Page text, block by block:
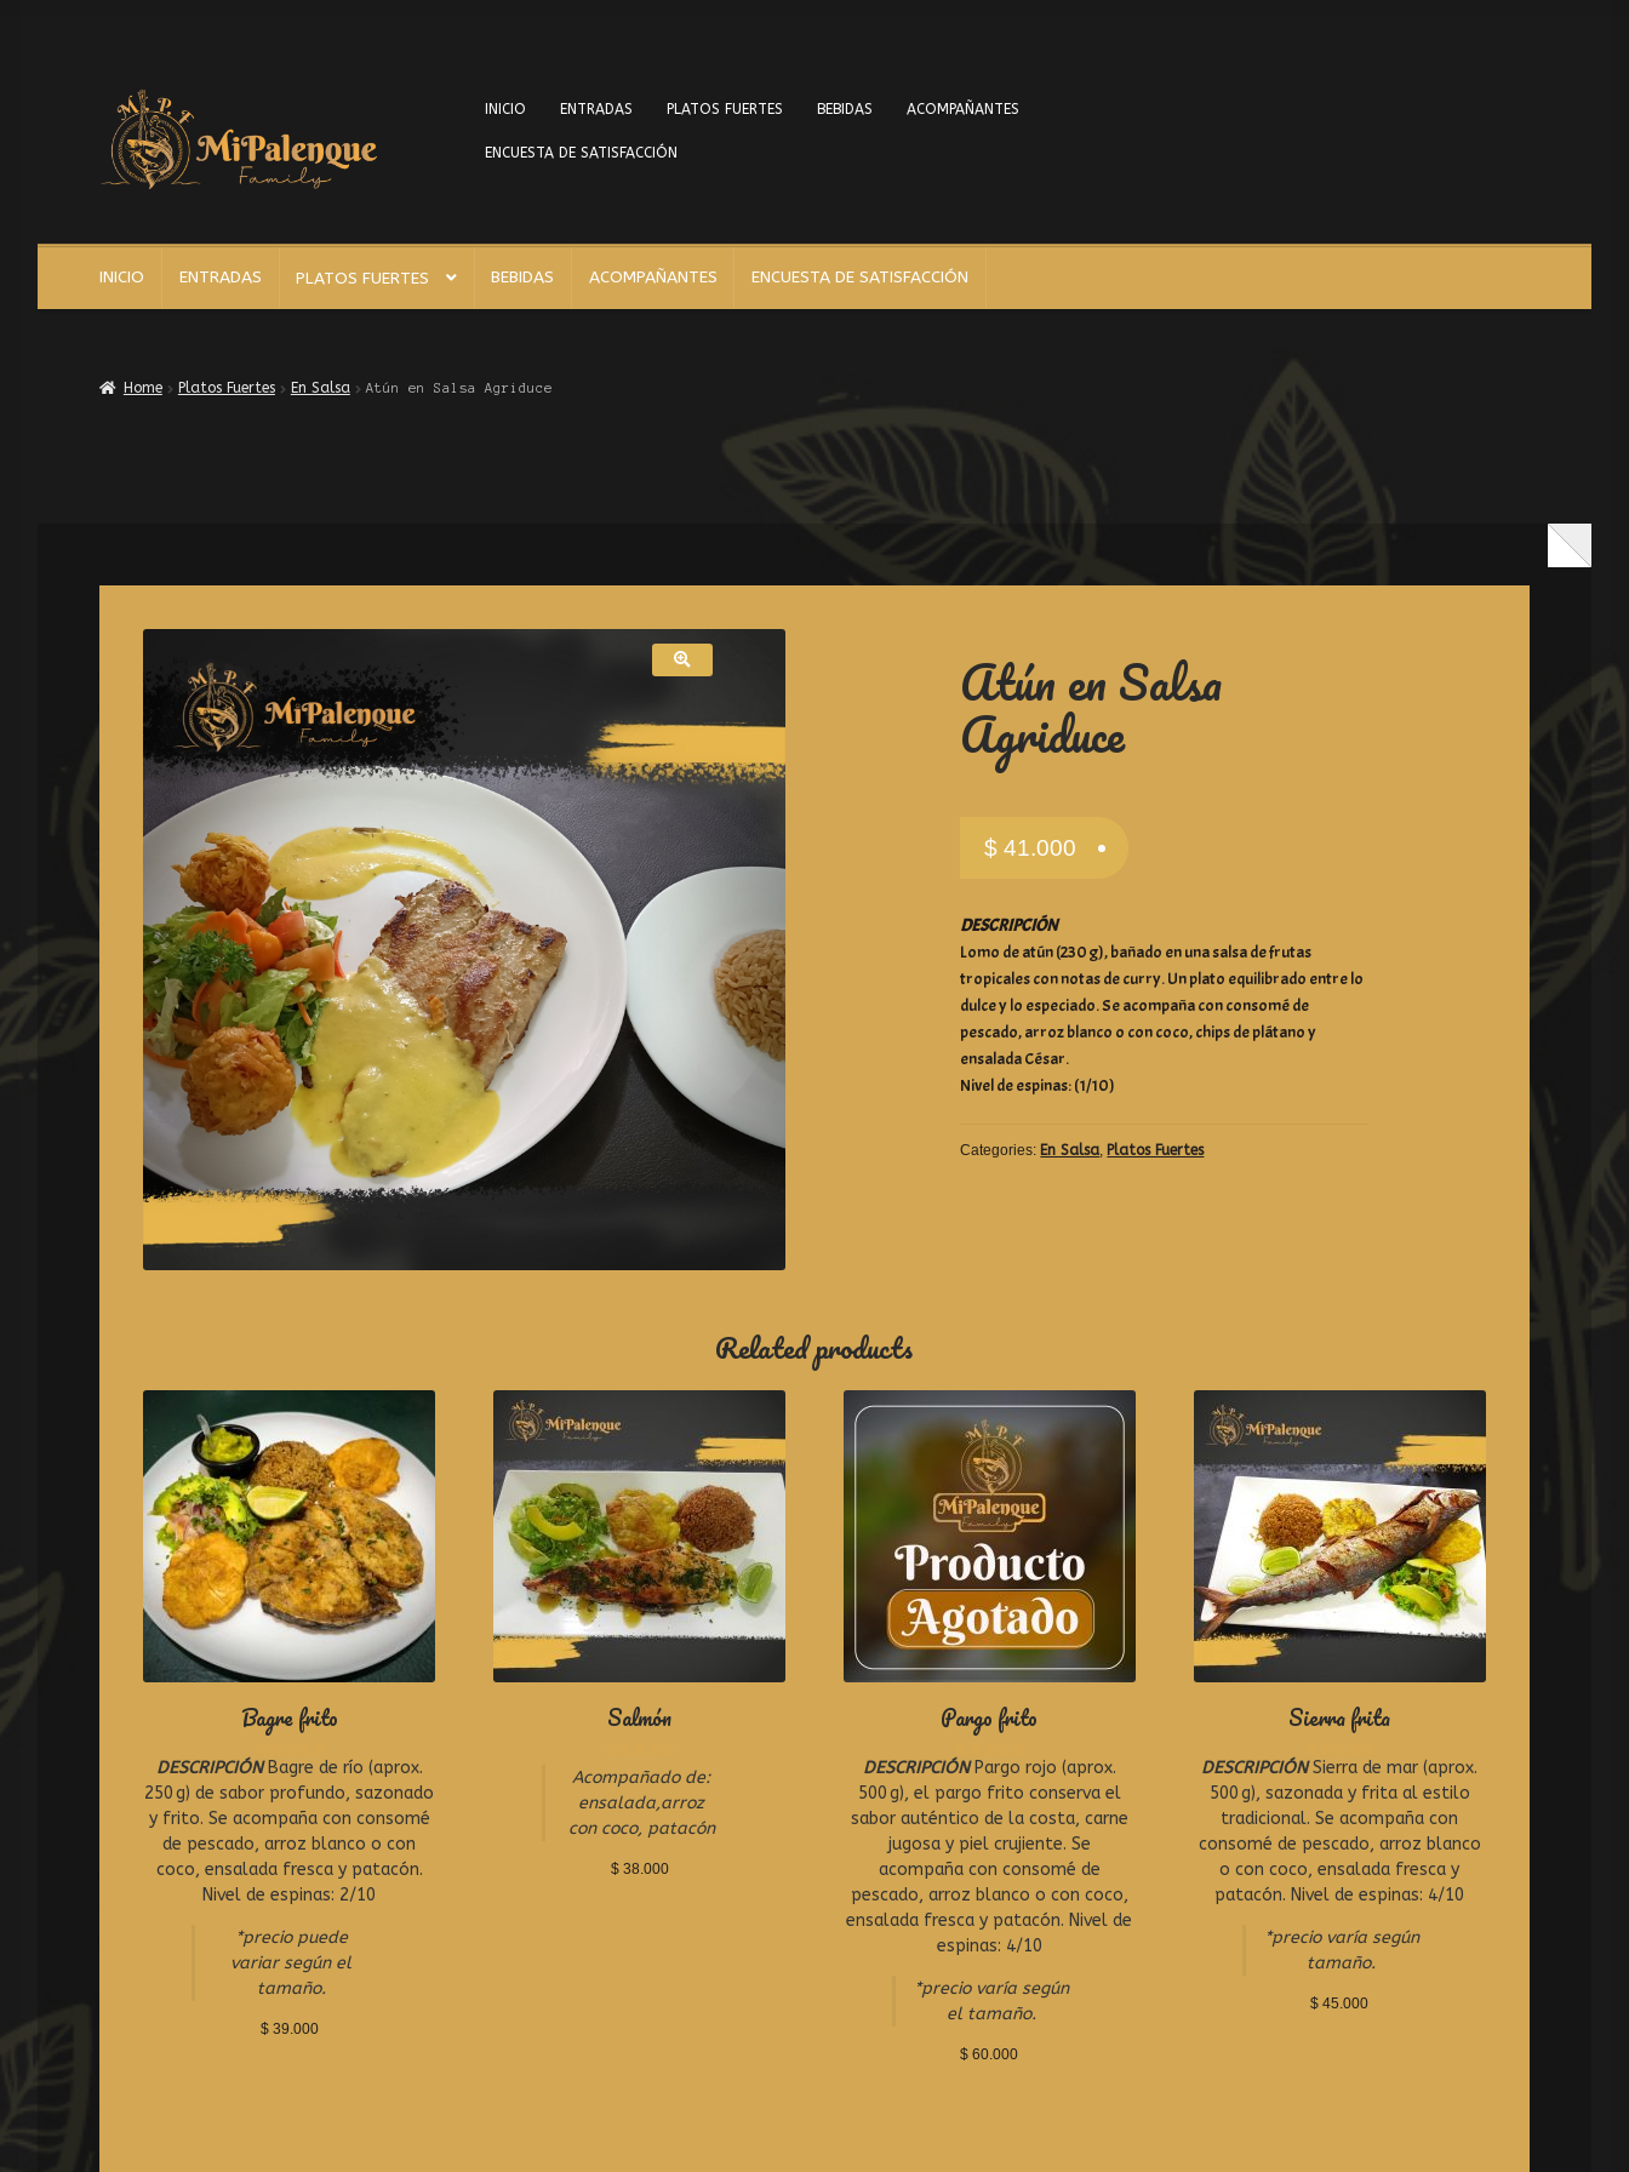
INICIO ENTRADAS PLATOS FUERTES BEBIDAS ACOMPAÑANTES
ENCUESTA DE SATISFACCIÓN
INICIO ENTRADAS PLATOS FUERTES BEBIDAS ACOMPAÑANTES ENCUESTA DE SATISFACCIÓN
Home Platos Fuertes En Salsa Atún en Salsa Agriduce
Atún en Salsa
Agriduce
$41.000
DESCRIPCIÓN
Lomo de atún (230 g), bañado en una salsa de frutas
tropicales con notas de curry. Un plato equilibrado entre lo
dulce y lo especiado. Se acompaña con consomé de
pescado, arroz blanco o con coco, chips de plátano y
ensalada César.
Nivel de espinas: (1/10)
Categories: En Salsa Platos Fuertes
Related products
Bagre frito
R
a
e
d
0
u
o
f
5
DESCRIPCIÓNBagre de río (aprox.
250 g) de sabor profundo, sazonado
y frito. Se acompaña con consomé
de pescado, arroz blanco o con
coco, ensalada fresca y patacón.
Nivel de espinas: 2/10
*precio puede
variar según el
tamaño.
$39.000
Salmón
a
t
e
0
Acompañado de:
ensalada,arroz
con coco, patacón
$38.000
Pargo frito
R
a
e
d
0
u
t
o
5
DESCRIPCIÓNPargo rojo (aprox.
500 g), el pargo frito conserva el
sabor auténtico de la costa, carne
jugosa y piel crujiente. Se
acompaña con consomé de
pescado, arroz blanco o con coco,
ensalada fresca y patacón. Nivel de
espinas: 4/10
*precio varía según
el tamaño.
$ 60.000
Sierra frita
R
a
e
d
0
u
o
f
DESCRIPCIÓNSierra de mar (aprox.
500 g), sazonada y frita al estilo
tradicional. Se acompaña con
consomé de pescado, arroz blanco
o con coco, ensalada fresca y
patacón. Nivel de espinas: 4/10
*precio varía según
tamaño.
$ 45.000